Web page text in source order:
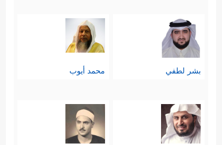
بشر لطفي محمد أيوب